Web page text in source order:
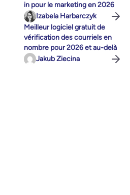
in pour le marketing en 2026
Izabela Harbarczyk
Meilleur logiciel gratuit de
vérification des courriels en
nombre pour 2026 et au-delà
Jakub Ziecina